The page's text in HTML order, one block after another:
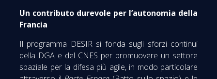
Un contributo durevole per l’autonomia della
Francia
Il programma DESIR si fonda sugli sforzi continui
della DGA e del CNES per promuovere un settore
spaziale per la difesa più agile, in modo particolare